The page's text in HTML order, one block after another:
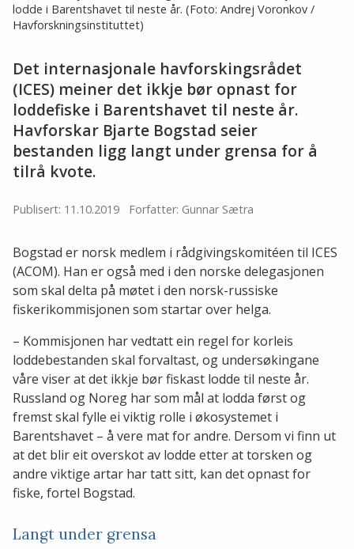
lodde i Barentshavet til neste år. (Foto: Andrej Voronkov /
Havforskningsinstituttet)
Det internasjonale havforskingsrådet
(ICES) meiner det ikkje bør opnast for
loddefiske i Barentshavet til neste år.
Havforskar Bjarte Bogstad seier
bestanden ligg langt under grensa for å
tilrå kvote.
Publisert: 11.10.2019 Forfatter: Gunnar Sætra
Bogstad er norsk medlem i rådgivingskomitéen til ICES
(ACOM). Han er også med i den norske delegasjonen
som skal delta på møtet i den norsk-russiske
fiskerikommisjonen som startar over helga.
– Kommisjonen har vedtatt ein regel for korleis
loddebestanden skal forvaltast, og undersøkingane
våre viser at det ikkje bør fiskast lodde til neste år.
Russland og Noreg har som mål at lodda først og
fremst skal fylle ei viktig rolle i økosystemet i
Barentshavet – å vere mat for andre. Dersom vi finn ut
at det blir eit overskot av lodde etter at torsken og
andre viktige artar har tatt sitt, kan det opnast for
fiske, fortel Bogstad.
Langt under grensa